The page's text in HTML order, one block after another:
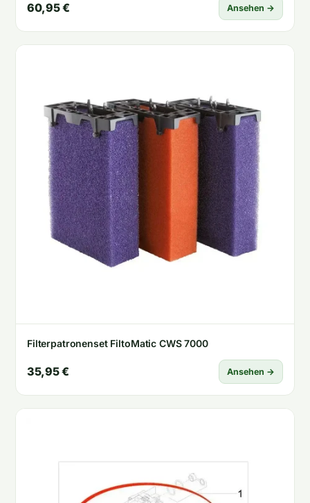
60,95 € Ansehen →
Filterpatronenset FiltoMatic CWS 7000
35,95 € Ansehen →